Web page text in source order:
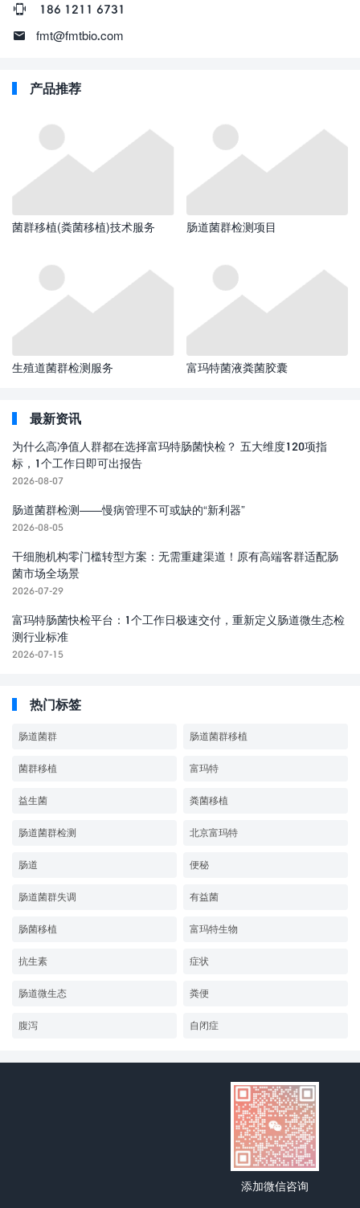
186 1211 6731
fmt@fmtbio.com
产品推荐
菌群移植(粪菌移植)技术服务 肠道菌群检测项目
生殖道菌群检测服务 富玛特菌液粪菌胶囊
最新资讯
为什么高净值人群都在选择富玛特肠菌快检？ 五大维度120项指
标，1个工作日即可出报告
2026-08-07
肠道菌群检测——慢病管理不可或缺的“新利器”
2026-08-05
干细胞机构零门槛转型方案：无需重建渠道！原有高端客群适配肠
菌市场全场景
2026-07-29
富玛特肠菌快检平台：1个工作日极速交付，重新定义肠道微生态检
测行业标准
2026-07-15
热门标签
肠道菌群 肠道菌群移植
菌群移植 富玛特
益生菌 粪菌移植
肠道菌群检测 北京富玛特
肠道 便秘
肠道菌群失调 有益菌
肠菌移植 富玛特生物
抗生素 症状
肠道微生态 粪便
腹泻 自闭症
添加微信咨询